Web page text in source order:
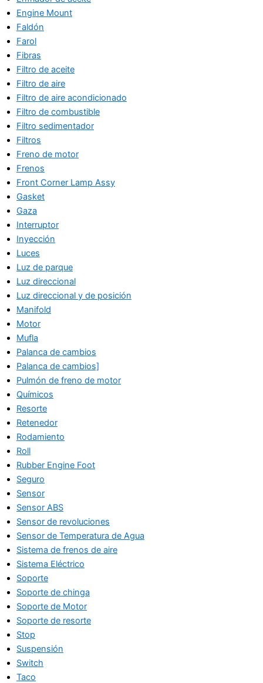
Engine Mount
Faldón
Farol
Fibras
Filtro de aceite
Filtro de aire
Filtro de aire acondicionado
Filtro de combustible
Filtro sedimentador
Filtros
Freno de motor
Frenos
Front Corner Lamp Assy
Gasket
Gaza
Interruptor
Inyección
Luces
Luz de parque
Luz direccional
Luz direccional y de posición
Manifold
Motor
Mufla
Palanca de cambios
Palanca de cambios]
Pulmón de freno de motor
Químicos
Resorte
Retenedor
Rodamiento
Roll
Rubber Engine Foot
Seguro
Sensor
Sensor ABS
Sensor de revoluciones
Sensor de Temperatura de Agua
Sistema de frenos de aire
Sistema Eléctrico
Soporte
Soporte de chinga
Soporte de Motor
Soporte de resorte
Stop
Suspensión
Switch
Taco